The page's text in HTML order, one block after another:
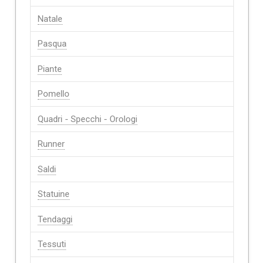
Natale
Pasqua
Piante
Pomello
Quadri - Specchi - Orologi
Runner
Saldi
Statuine
Tendaggi
Tessuti